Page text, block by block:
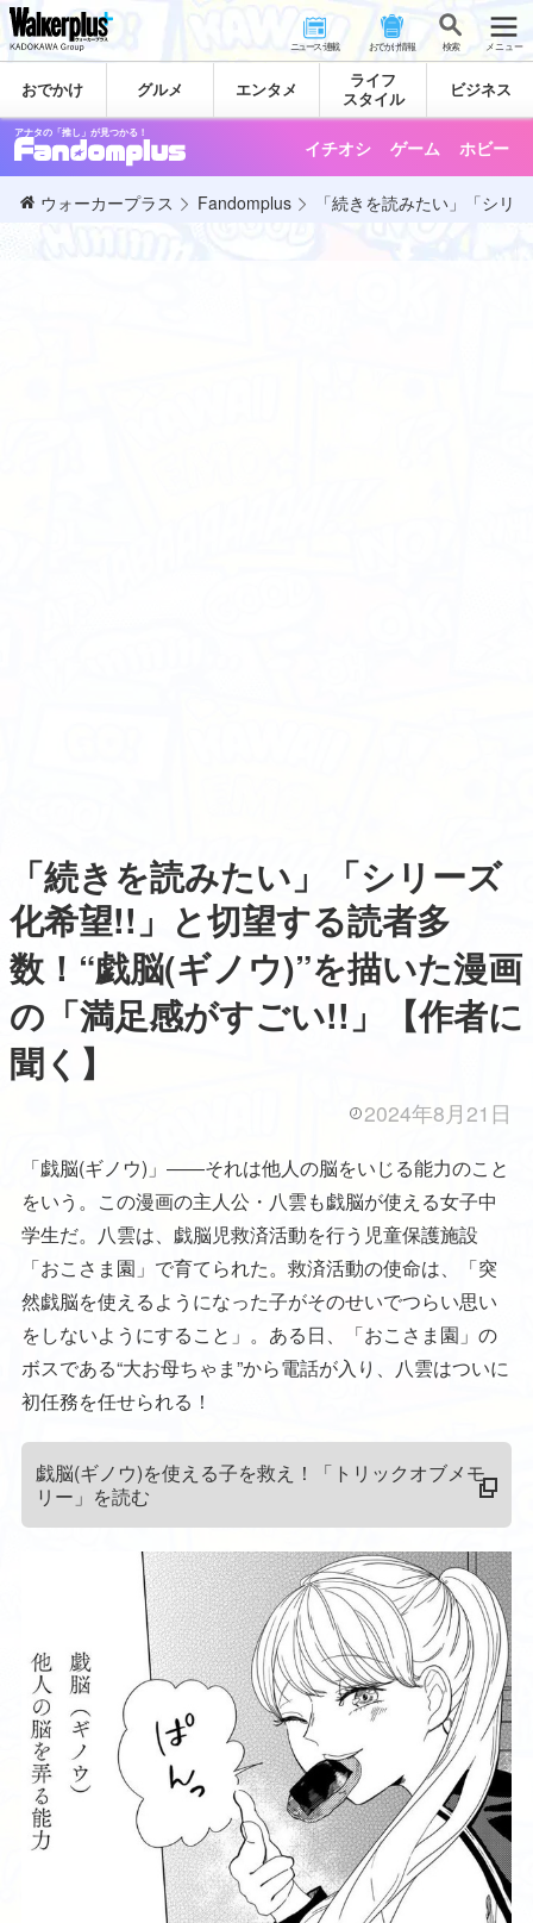
ニュース･連載 おでかけ情報 検 索 メニュー
おでかけ グルメ エンタメ
ライフ
スタイル
ビジネス
アナタの「推し」が見つかる！
イチオシ ゲーム ホビー
ウォーカープラス Fandomplus 「続きを読みたい」「シリ
「続きを読みたい」「シリーズ
化希望!!」と切望する読者多
数！“戯脳(ギノウ)”を描いた漫画
の「満足感がすごい!!」【作者に
聞く】
2024年8月21日
「戯脳(ギノウ)」――それは他人の脳をいじる能力のこと
をいう。この漫画の主人公・八雲も戯脳が使える女子中
学生だ。八雲は、戯脳児救済活動を行う児童保護施設
「おこさま園」で育てられた。救済活動の使命は、「突
然戯脳を使えるようになった子がそのせいでつらい思い
をしないようにすること」。ある日、「おこさま園」の
ボスである“大お母ちゃま”から電話が入り、八雲はついに
初任務を任せられる！
戯脳(ギノウ)を使える子を救え！「トリックオブメモ
リー」を読む